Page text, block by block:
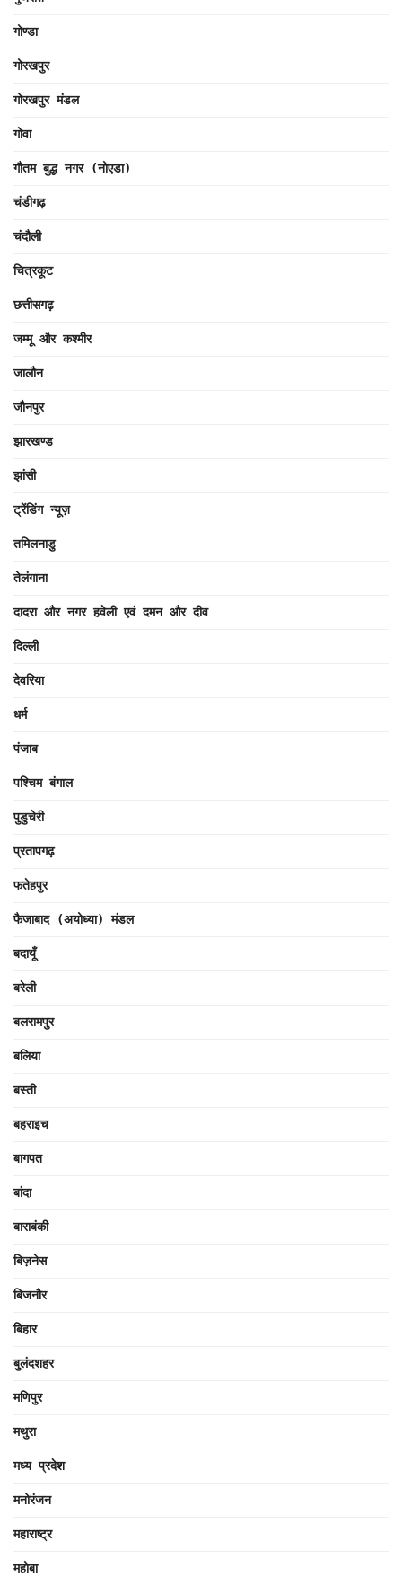
गोण्डा
गोरखपुर
गोरखपुर मंडल
गोवा
गौतम बुद्ध नगर (नोएडा)
चंडीगढ़
चंदौली
चित्रकूट
छत्तीसगढ़
जम्मू और कश्मीर
जालौन
जौनपुर
झारखण्ड
झांसी
ट्रेंडिंग न्यूज़
तमिलनाडु
तेलंगाना
दादरा और नगर हवेली एवं दमन और दीव
दिल्ली
देवरिया
धर्म
पंजाब
पश्चिम बंगाल
पुडुचेरी
प्रतापगढ़
फतेहपुर
फैजाबाद (अयोध्या) मंडल
बदायूँ
बरेली
बलरामपुर
बलिया
बस्ती
बहराइच
बागपत
बांदा
बाराबंकी
बिज़नेस
बिजनौर
बिहार
बुलंदशहर
मणिपुर
मथुरा
मध्य प्रदेश
मनोरंजन
महाराष्ट्र
महोबा